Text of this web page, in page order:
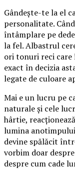
Gândește-te la el
personalitate.
întâmplare pe
la fel. Albastrul
ori tonuri reci
exact în decizia
legate de culoare
Mai e un lucru pe
naturale și cele
hârtie,
lumina
devine spălăcit
vorbim doar
despre cum cade